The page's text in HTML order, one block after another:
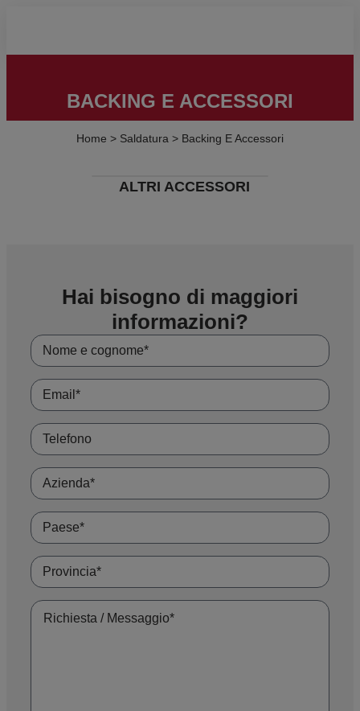
BACKING E ACCESSORI
Home > Saldatura > Backing E Accessori
ALTRI ACCESSORI
Hai bisogno di maggiori
informazioni?